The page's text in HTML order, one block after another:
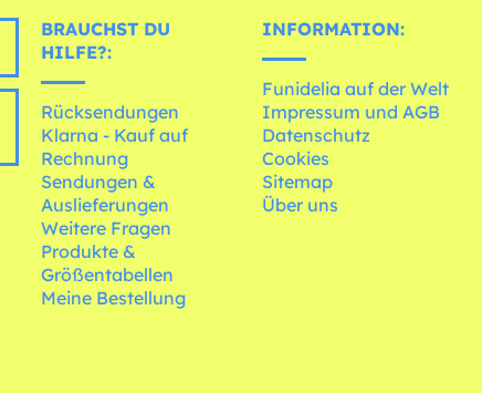
BRAUCHST DU
HILFE?:
Rücksendungen
Klarna - Kauf auf
Rechnung
Sendungen &
Auslieferungen
Weitere Fragen
Produkte &
Größentabellen
Meine Bestellung
INFORMATION:
Funidelia auf der Welt
Impressum und AGB
Datenschutz
Cookies
Sitemap
Über uns